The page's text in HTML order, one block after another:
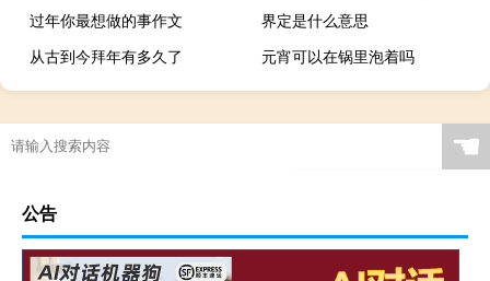
过年你最想做的事作文
界定是什么意思
从古到今拜年有多久了
元宵可以在锅里泡着吗
☚
公告